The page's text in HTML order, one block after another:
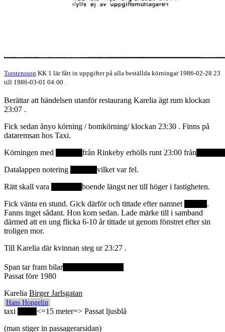
Torstensson KK 1 lär fått in uppgifter på alla beställda körningar 1986-02-28 23
till 1986-03-01 04:00 .
Berättar att händelsen utanför restaurang Karelia ägt rum klockan
23:07 .
Fick sedan ånyo körning / bomkörning/ klockan 23:30 . Finns på
dataremsan hos Taxi.
Körningen med
från Rinkeby erhölls runt 23:00 från
Datalappen notering
vilket var fel.
Rätt skall vara
boende längst ner till höger i fastigheten.
Fick vänta en stund. Gick därför och tittade efter namnet
.
Fanns inget sådant. Hon kom sedan. Lade märke till i samband
därmed att en ung flicka 6-10 år tittade ut genom fönstret efter sin
troligen mor.
Till Karelia där kvinnan steg ur 23:27 .
Span tar fram bilar
Passat före 1980
Karelia Birger Jarlsgatan
Hans Hongelin
taxi
<=15 meter=> Passat ljusblå
(man stiger in passagerarsidan)